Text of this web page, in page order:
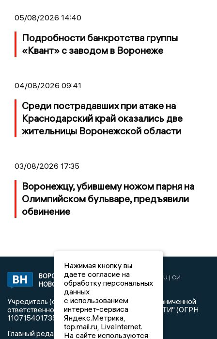
05/08/2026 14:40
Подробности банкротства группы
«Квант» с заводом в Воронеже
04/08/2026 09:41
Среди пострадавших при атаке на
Краснодарский край оказались две
жительницы Воронежской области
03/08/2026 17:35
Воронежцу, убившему ножом парня на
Олимпийском бульваре, предъявили
обвинение
ВОРОНЕЖСКИЕ
НОВОСТИ
2019 © VORONEZHNEWS.RU | СИ
«Воронежские новости»
Учредитель (соучредители): Общество с ограниченной
ответственностью "РЕГИОНАЛЬНЫЕ НОВОСТИ" (ОГРН
1107154017354)
Главный редактор: Пирогов А.А.
Нажимая кнопку вы
даете согласие на
обработку персональных
данных
с использованием
интернет-сервиса
Яндекс.Метрика,
top.mail.ru, LiveInternet.
На сайте используются